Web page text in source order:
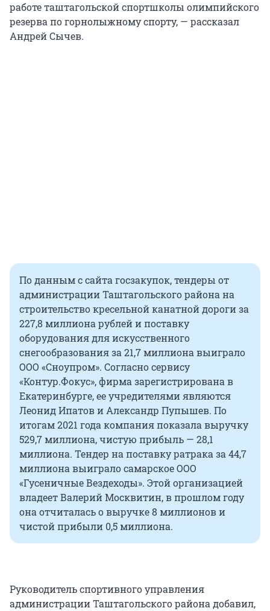
работе таштагольской спортшколы олимпийского
резерва по горнолыжному спорту, — рассказал
Андрей Сычев.
По данным с сайта госзакупок, тендеры от
администрации Таштагольского района на
строительство кресельной канатной дороги за
227,8 миллиона рублей и поставку
оборудования для искусственного
снегообразования за 21,7 миллиона выиграло
ООО «Сноупром». Согласно сервису
«Контур.Фокус», фирма зарегистрирована в
Екатеринбурге, ее учредителями являются
Леонид Ипатов и Александр Пупышев. По
итогам 2021 года компания показала выручку
529,7 миллиона, чистую прибыль — 28,1
миллиона. Тендер на поставку ратрака за 44,7
миллиона выиграло самарское ООО
«Гусеничные Вездеходы». Этой организацией
владеет Валерий Москвитин, в прошлом году
она отчиталась о выручке 8 миллионов и
чистой прибыли 0,5 миллиона.
Руководитель спортивного управления
администрации Таштагольского района добавил,